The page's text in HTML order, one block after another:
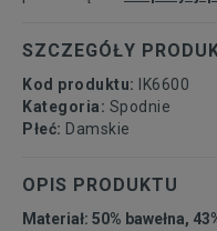
SZCZEGÓŁY
Kod produktu:
IK6600
Kategoria: Spodnie
Płeć: Damskie
OPIS PRODUKTU
Materiał: 50% bawełna,